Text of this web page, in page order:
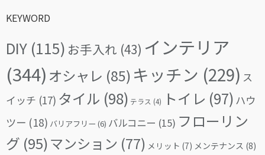
KEYWORD
DIY (115) お手入れ (43) インテリア
(344) オシャレ (85) キッチン (229) ス
イッチ (17) タイル (98) テラス (4) トイレ (97) ハウ
ツー (18) バリアフリー (6) バルコニー (15) フローリン
グ (95)マンション (77) メリット (7) メンテナンス (8)